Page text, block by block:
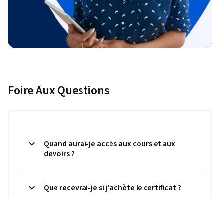
Foire Aux Questions
Quand aurai-je accès aux cours et aux
devoirs ?
Que recevrai-je si j'achète le certificat ?